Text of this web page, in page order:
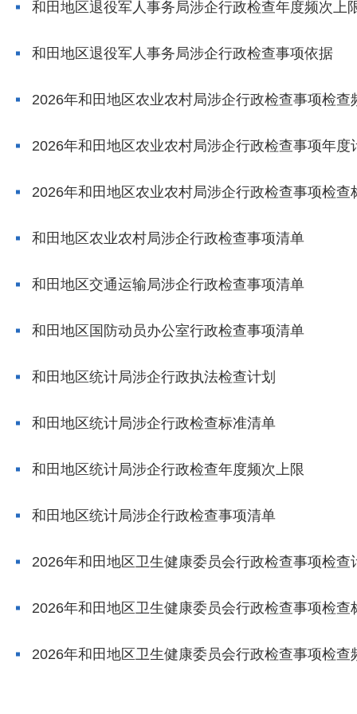
和田地区退役军人事务局涉企行政检查年度频次上
和田地区退役军人事务局涉企行政检查事项依据
2026年和田地区农业农村局涉企行政检查事项检查
2026年和田地区农业农村局涉企行政检查事项年度
2026年和田地区农业农村局涉企行政检查事项检查
和田地区农业农村局涉企行政检查事项清单
和田地区交通运输局涉企行政检查事项清单
和田地区国防动员办公室行政检查事项清单
和田地区统计局涉企行政执法检查计划
和田地区统计局涉企行政检查标准清单
和田地区统计局涉企行政检查年度频次上限
和田地区统计局涉企行政检查事项清单
2026年和田地区卫生健康委员会行政检查事项检查
2026年和田地区卫生健康委员会行政检查事项检查
2026年和田地区卫生健康委员会行政检查事项检查